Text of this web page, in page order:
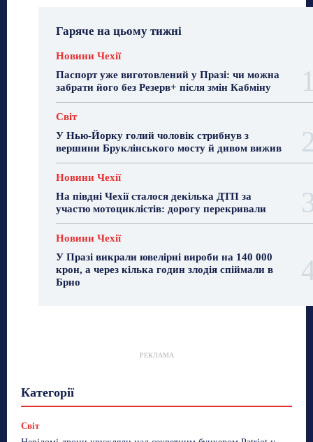
Гаряче на цьому тижні
Новини Чехії
Паспорт уже виготовлений у Празі: чи можна
забрати його без Резерв+ після змін Кабміну
Світ
У Нью-Йорку голий чоловік стрибнув з
вершини Бруклінського мосту й дивом вижив
Новини Чехії
На півдні Чехії сталося декілька ДТП за
участю мотоциклістів: дорогу перекривали
Новини Чехії
У Празі викрали ювелірні вироби на 140 000
крон, а через кілька годин злодія спіймали в
Брно
РЕКЛАМА
Категорії
Сад та город Світ Спорт
Світ